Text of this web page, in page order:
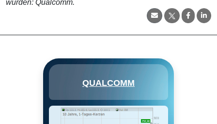
wurden: Qualcomm.
QUALCOMM
lizenziert Wireless-Technologie
Smartphones. Die
Schlüsselpatente des
Unternehmens drehen sich um